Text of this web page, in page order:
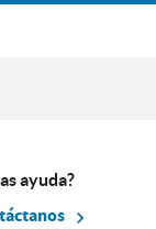
ayuda?